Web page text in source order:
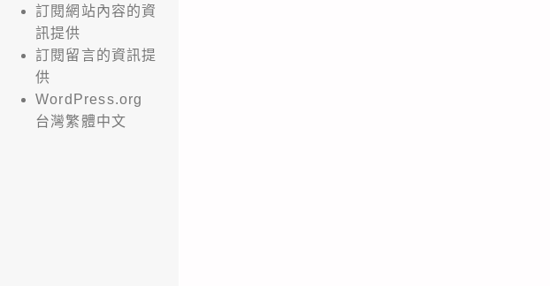
訂閱網站內容的資
訊提供
訂閱留言的資訊提
供
WordPress.org
台灣繁體中文